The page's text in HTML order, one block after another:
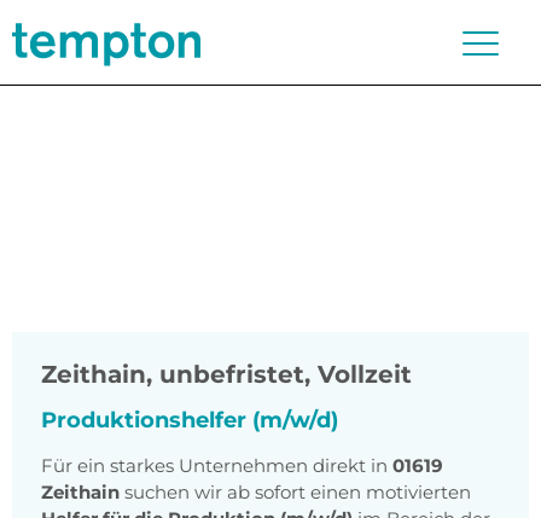
Zeithain, unbefristet, Vollzeit
Produktionshelfer (m/w/d)
Für ein starkes Unternehmen direkt in 01619
Zeithain suchen wir ab sofort einen motivierten